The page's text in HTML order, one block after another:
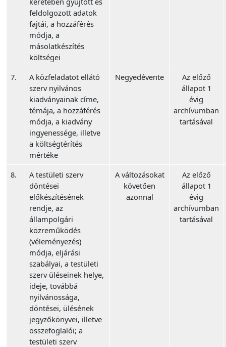
feldolgozott adatok
fajtái, a hozzáférés
módja, a
másolatkészítés
költségei
7.
A közfeladatot ellátó
szerv nyilvános
kiadványainak címe,
témája, a hozzáférés
módja, a kiadvány
ingyenessége, illetve
a költségtérítés
mértéke
Negyedévente
Az előző
állapot 1
évig
archívumban
tartásával
8.
A testületi szerv
döntései
előkészítésének
rendje, az
állampolgári
közreműködés
(véleményezés)
módja, eljárási
szabályai, a testületi
szerv üléseinek helye,
ideje, továbbá
nyilvánossága,
döntései, ülésének
jegyzőkönyvei, illetve
összefoglalói; a
testületi szerv
A változásokat
követően
azonnal
Az előző
állapot 1
évig
archívumban
tartásával